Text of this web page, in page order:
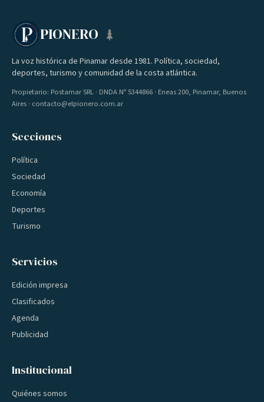
PIONERO
La voz histórica de Pinamar desde 1981. Política, sociedad,
deportes, turismo y comunidad de la costa atlántica.
Propietario: Postamar SRL · DNDA Nº 5344866 · Eneas 200, Pinamar, Buenos
Aires · contacto@elpionero.com.ar
Secciones
Política
Sociedad
Economía
Deportes
Turismo
Servicios
Edición impresa
Clasificados
Agenda
Publicidad
Institucional
Quiénes somos